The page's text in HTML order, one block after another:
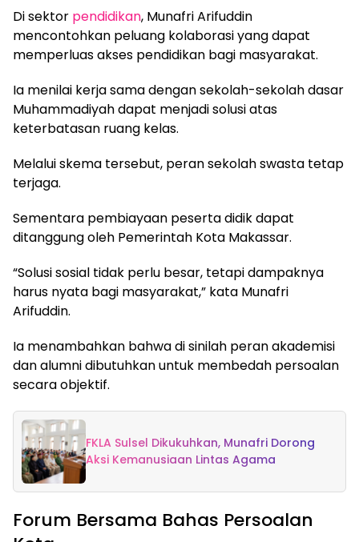
Di sektor pendidikan, Munafri Arifuddin
mencontohkan peluang kolaborasi yang dapat
memperluas akses pendidikan bagi masyarakat.
Ia menilai kerja sama dengan sekolah-sekolah dasar
Muhammadiyah dapat menjadi solusi atas
keterbatasan ruang kelas.
Melalui skema tersebut, peran sekolah swasta tetap
terjaga.
Sementara pembiayaan peserta didik dapat
ditanggung oleh Pemerintah Kota Makassar.
“Solusi sosial tidak perlu besar, tetapi dampaknya
harus nyata bagi masyarakat,” kata Munafri
Arifuddin.
Ia menambahkan bahwa di sinilah peran akademisi
dan alumni dibutuhkan untuk membedah persoalan
secara objektif.
FKLA Sulsel Dikukuhkan, Munafri Dorong
Aksi Kemanusiaan Lintas Agama
Forum Bersama Bahas Persoalan